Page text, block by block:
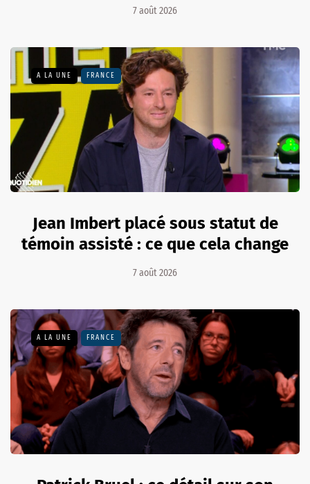
7 août 2026
A LA UNE FRANCE
Jean Imbert placé sous statut de
témoin assisté : ce que cela change
7 août 2026
A LA UNE FRANCE